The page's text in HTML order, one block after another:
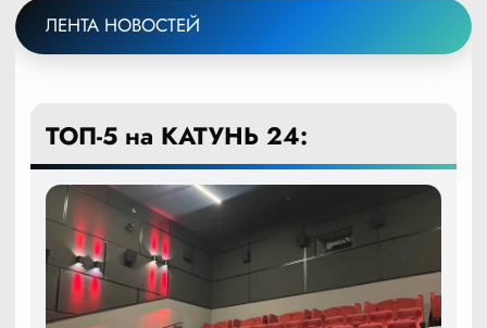
ЛЕНТА НОВОСТЕЙ
ТОП-5 на КАТУНЬ 24: